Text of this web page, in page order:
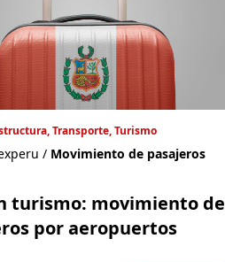
Transporte, Turismo
/ Movimiento de pasajeros
turismo: movimiento de
por aeropuertos